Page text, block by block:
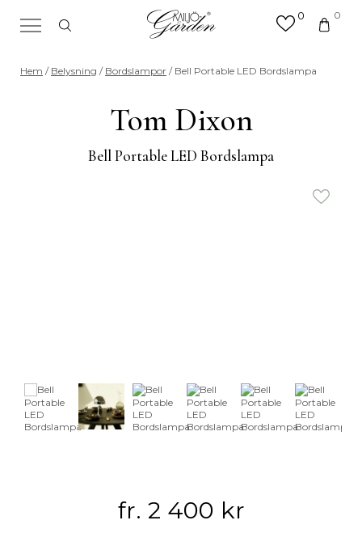
0 0
Sök efter valfri produkt eller
kategori
Hem / Belysning / Bordslampor / Bell Portable LED Bordslampa
Tom Dixon
Bell Portable LED Bordslampa
fr. 2 400 kr